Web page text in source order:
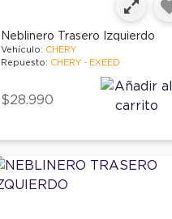
Neblinero Trasero Izquierdo
Vehículo: CHERY
Repuesto: CHERY - EXEED
$28.990